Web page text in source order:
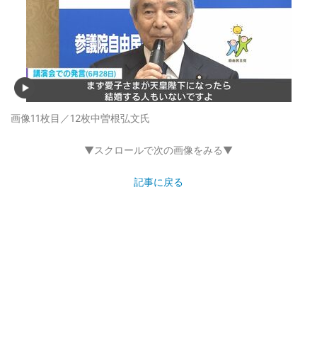
画像11枚目／12枚中曽根弘文氏
▼スクロールで次の画像をみる▼
記事に戻る